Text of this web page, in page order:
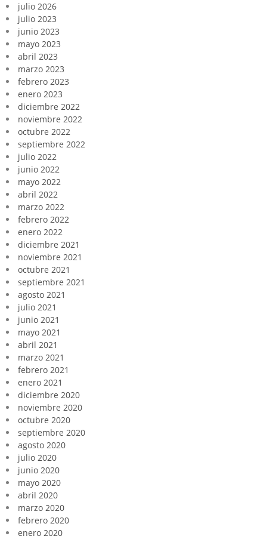
julio 2026
julio 2023
junio 2023
mayo 2023
abril 2023
marzo 2023
febrero 2023
enero 2023
diciembre 2022
noviembre 2022
octubre 2022
septiembre 2022
julio 2022
junio 2022
mayo 2022
abril 2022
marzo 2022
febrero 2022
enero 2022
diciembre 2021
noviembre 2021
octubre 2021
septiembre 2021
agosto 2021
julio 2021
junio 2021
mayo 2021
abril 2021
marzo 2021
febrero 2021
enero 2021
diciembre 2020
noviembre 2020
octubre 2020
septiembre 2020
agosto 2020
julio 2020
junio 2020
mayo 2020
abril 2020
marzo 2020
febrero 2020
enero 2020